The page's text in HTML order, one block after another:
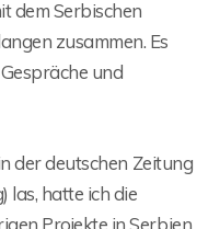
dem Serbischen
zusammen. Es
und
der deutschen Zeitung
las, hatte ich die